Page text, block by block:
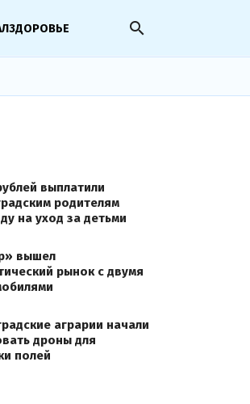
ЗДОРОВЬЕ search
выплатили
родителям
на уход за детьми
вышел
рынок с двумя
аграрии начали
дроны для
полей